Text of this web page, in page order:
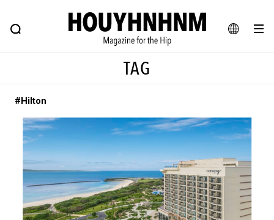
JA
FEATURE BLOG SNAP
ヒップなファッション、カルチャー、ライフスタイルWEBマガジン
#注目のタグ
#SHOPPING ADDICT #憧れの逸品
#ESSENTIAL DESIGNS #古着サミット
#NEW VINTAGE #マイナーグッド図鑑
#路地裏てぃーん。 #MONTHLY JOURNAL
#GH 銘品の所以 #フイナムのYouTube
TAG
#Hilton